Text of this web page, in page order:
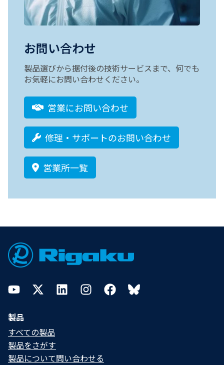
お問い合わせ
製品選びから据付後の技術サービスまで、何でも
お気軽にお問い合わせください。
営業にお問い合わせ
修理・サポートのお問い合わせ
営業所一覧
Footer
YouTubeTwitterLinkedInInstagramFacebookBluesky
製品
すべての製品
製品をさがす
製品について問い合わせる​